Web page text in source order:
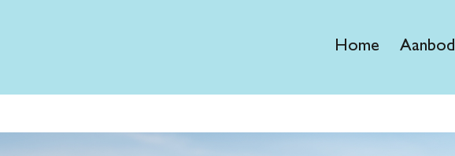
Home Aanbod